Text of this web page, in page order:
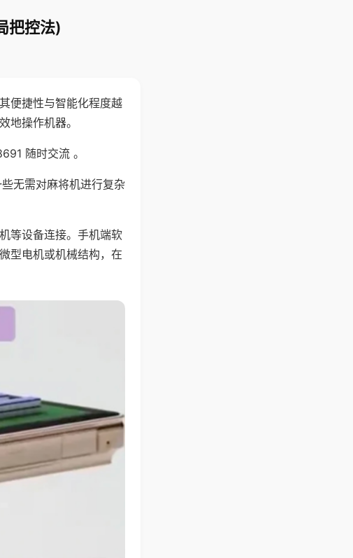
把控法)
便捷性与智能化程度越
地操作机器。
随时交流 。
无需对麻将机进行复杂
等设备连接。手机端软
型电机或机械结构，在